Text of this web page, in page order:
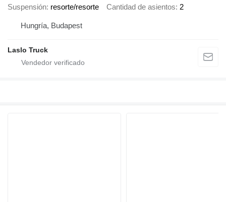
Suspensión resorte/resorte Cantidad de asientos 2
Hungría, Budapest
Laslo Truck